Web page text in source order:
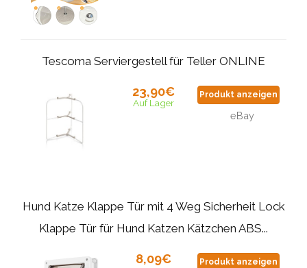
Tescoma Serviergestell für Teller ONLINE
23,90€
Auf Lager
Produkt anzeigen
eBay
Hund Katze Klappe Tür mit 4 Weg Sicherheit Lock
Klappe Tür für Hund Katzen Kätzchen ABS...
8,09€ Produkt anzeigen